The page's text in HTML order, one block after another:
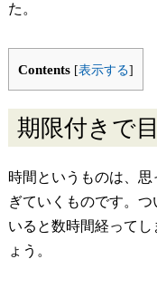
た。
Contents [表示する]
期限付きで
時間というものは、
ぎていくものです。
いると数時間経って
ょう。